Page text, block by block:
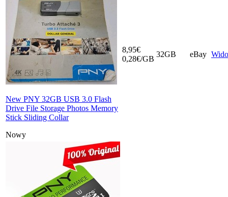
New PNY 32GB USB 3.0 Flash
Drive File Storage Photos Memory
Stick Sliding Collar
Nowy
8,95€
0,28€/GB
32GB eBay